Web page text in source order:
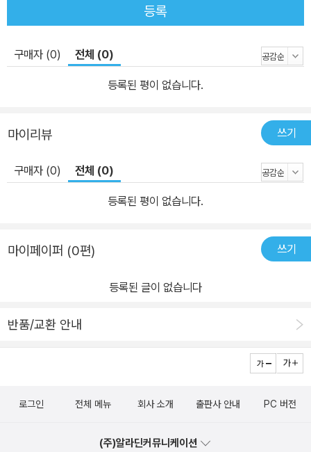
에게서 영감을 얻었고, 설교의 방법론을 배웠다. 모든 것을 팔아 스펄
얻게 될 것이다.
등록
구매자 (0) 전체 (0)
등록된 평이 없습니다.
마이리뷰 쓰기
구매자 (0) 전체 (0)
등록된 평이 없습니다.
마이페이퍼 (0편) 쓰기
등록된 글이 없습니다
반품/교환 안내
로그인 전체 메뉴 회사 소개 출판사 안내 PC 버전
(주)알라딘커뮤니케이션